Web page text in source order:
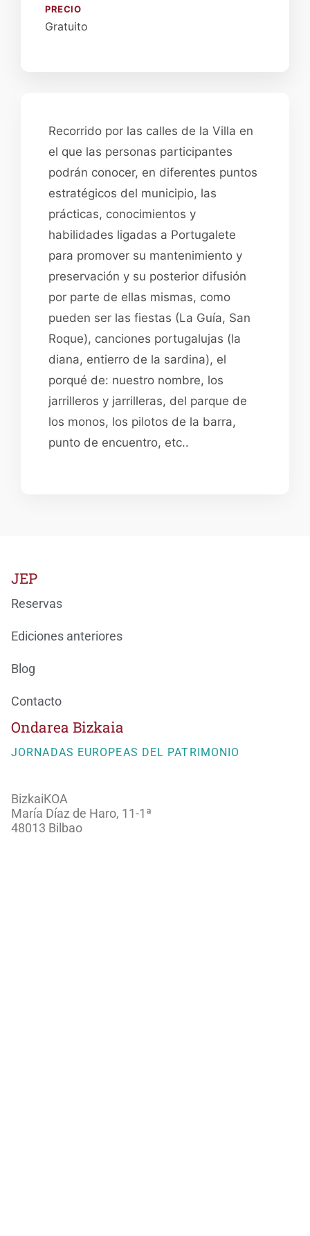
Recorrido por las calles de la Villa en
el que las personas participantes
podrán conocer, en diferentes puntos
estratégicos del municipio, las
prácticas, conocimientos y
habilidades ligadas a Portugalete
para promover su mantenimiento y
preservación y su posterior difusión
por parte de ellas mismas, como
pueden ser las fiestas (La Guía, San
Roque), canciones portugalujas (la
diana, entierro de la sardina), el
porqué de: nuestro nombre, los
jarrilleros y jarrilleras, del parque de
los monos, los pilotos de la barra,
punto de encuentro, etc..
PRECIO
Gratuito
Ondarea Bizkaia
JORNADAS EUROPEAS DEL PATRIMONIO
BizkaiKOA
María Díaz de Haro, 11-1ª
48013 Bilbao
JEP
Reservas
Ediciones anteriores
Blog
Contacto